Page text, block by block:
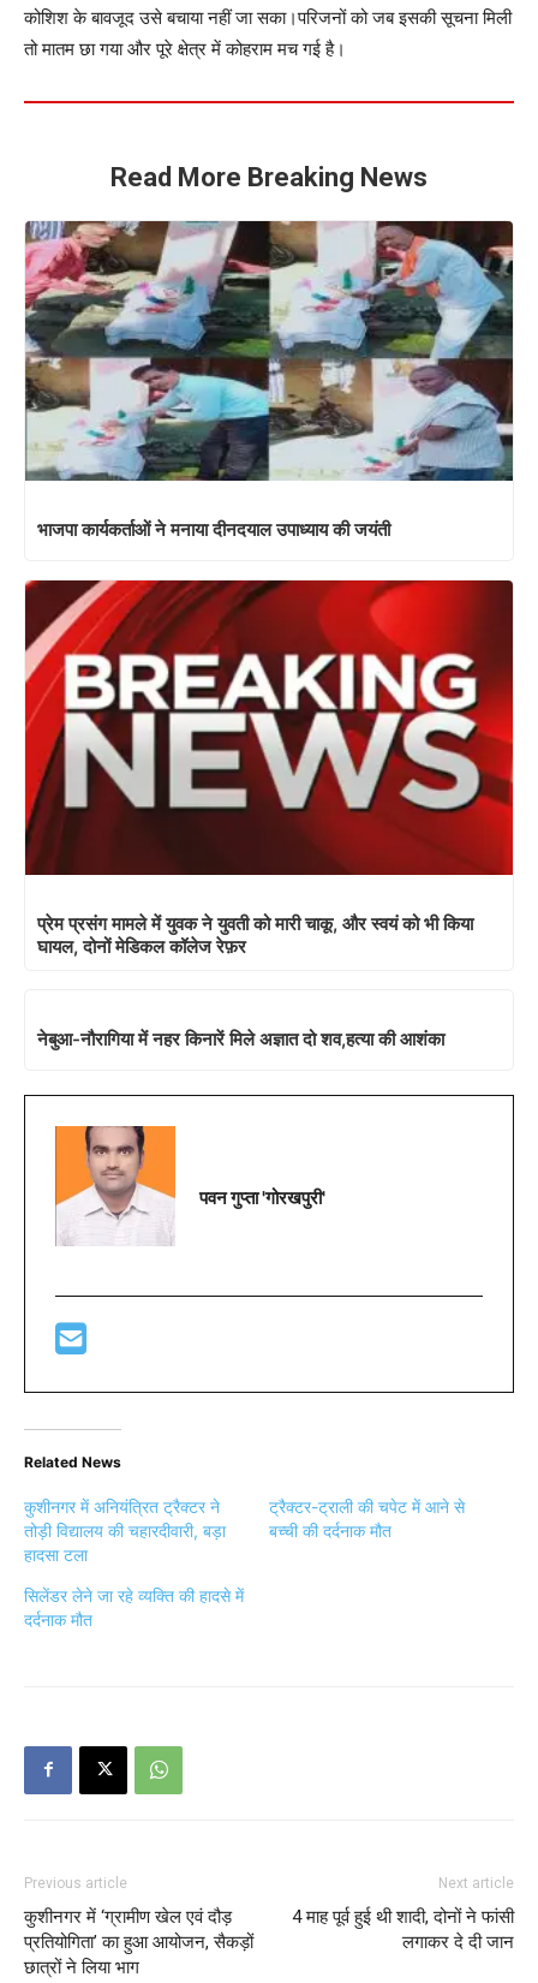
कोशिश के बावजूद उसे बचाया नहीं जा सका।परिजनों को जब इसकी सूचना मिली
तो मातम छा गया और पूरे क्षेत्र में कोहराम मच गई है।
Read More Breaking News
भाजपा कार्यकर्ताओं ने मनाया दीनदयाल उपाध्याय की जयंती
प्रेम प्रसंग मामले में युवक ने युवती को मारी चाकू, और स्वयं को भी किया
घायल, दोनों मेडिकल कॉलेज रेफ़र
नेबुआ-नौरागिया में नहर किनारें मिले अज्ञात दो शव,हत्या की आशंका
पवन गुप्ता 'गोरखपुरी'
Related News
कुशीनगर में अनियंत्रित ट्रैक्टर ने
तोड़ी विद्यालय की चहारदीवारी, बड़ा
हादसा टला
ट्रैक्टर-ट्राली की चपेट में आने से
बच्ची की दर्दनाक मौत
सिलेंडर लेने जा रहे व्यक्ति की हादसे में
दर्दनाक मौत
Previous article
कुशीनगर में ‘ग्रामीण खेल एवं दौड़
प्रतियोगिता’ का हुआ आयोजन, सैकड़ों
छात्रों ने लिया भाग
Next article
4 माह पूर्व हुई थी शादी, दोनों ने फांसी
लगाकर दे दी जान